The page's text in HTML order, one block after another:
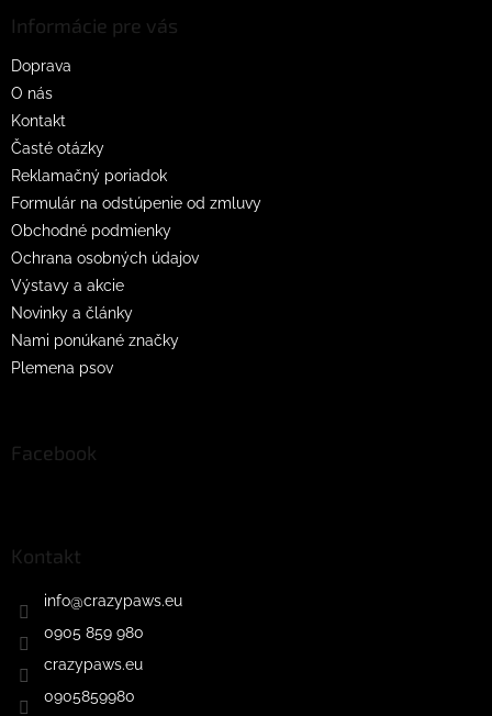
Informácie pre vás
Doprava
O nás
Kontakt
Časté otázky
Reklamačný poriadok
Formulár na odstúpenie od zmluvy
Obchodné podmienky
Ochrana osobných údajov
Výstavy a akcie
Novinky a články
Nami ponúkané značky
Plemena psov
Facebook
Kontakt
info@crazypaws.eu
0905 859 980
crazypaws.eu
0905859980